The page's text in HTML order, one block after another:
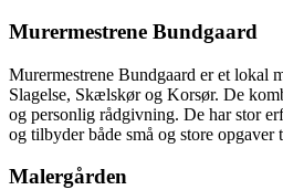
Murermestrene Bundgaard
Murermestrene Bundgaard er et lokal
Slagelse, Skælskør og Korsør. De
og personlig rådgivning. De har stor
og tilbyder både små og store opgaver
Malergården